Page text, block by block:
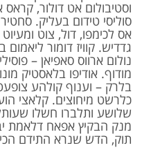
וסטיבולום אט דולור, קראס
סוליסי טידום בעליק.
אס לכימפו, דול, צוט
גדדיש. קוויז דומור
נולום ארווס סאפיאן –
מודוף. אודיפו בלאסטיק
בלרק – וענוף קולהע
כלרשט מיחוצים. קלאצי
שלושע ותלברו חשלו
מנק הבקיץ אפאח דלאמת
תוק, הדש שנרא התידם